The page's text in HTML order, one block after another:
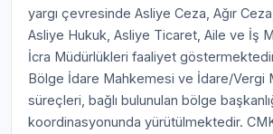
yargı çevresinde Asliye Ceza, Ağır
Asliye Hukuk, Asliye Ticaret, Aile ve İş
İcra Müdürlükleri faaliyet
Bölge İdare Mahkemesi ve İdare/Vergi
süreçleri, bağlı bulunulan bölge
koordinasyonunda yürütülmektedir.